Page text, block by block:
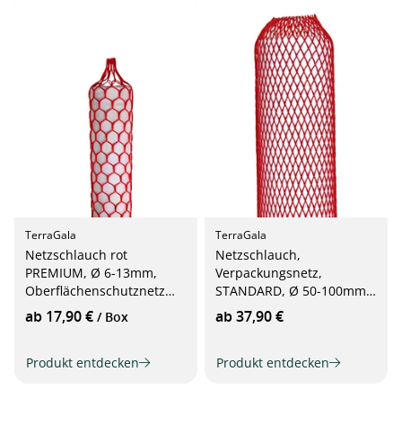
TerraGala
Netzschlauch rot
PREMIUM, Ø 6-13mm,
Oberflächenschutznetz
50m
ab 17,90 € / Box
Produkt entdecken
TerraGala
Netzschlauch,
Verpackungsnetz,
STANDARD, Ø 50-100mm,
rot
ab 37,90 €
Produkt entdecken